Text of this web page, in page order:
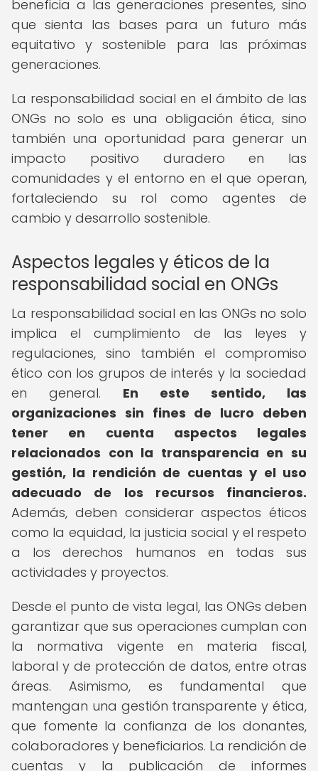
beneficia a las generaciones presentes, sino
que sienta las bases para un futuro más
equitativo y sostenible para las próximas
generaciones.
La responsabilidad social en el ámbito de las
ONGs no solo es una obligación ética, sino
también una oportunidad para generar un
impacto positivo duradero en las
comunidades y el entorno en el que operan,
fortaleciendo su rol como agentes de
cambio y desarrollo sostenible.
Aspectos legales y éticos de la
responsabilidad social en ONGs
La responsabilidad social en las ONGs no solo
implica el cumplimiento de las leyes y
regulaciones, sino también el compromiso
ético con los grupos de interés y la sociedad
en general. En este sentido, las
organizaciones sin fines de lucro deben
tener en cuenta aspectos legales
relacionados con la transparencia en su
gestión, la rendición de cuentas y el uso
adecuado de los recursos financieros.
Además, deben considerar aspectos éticos
como la equidad, la justicia social y el respeto
a los derechos humanos en todas sus
actividades y proyectos.
Desde el punto de vista legal, las ONGs deben
garantizar que sus operaciones cumplan con
la normativa vigente en materia fiscal,
laboral y de protección de datos, entre otras
áreas. Asimismo, es fundamental que
mantengan una gestión transparente y ética,
que fomente la confianza de los donantes,
colaboradores y beneficiarios. La rendición de
cuentas y la publicación de informes